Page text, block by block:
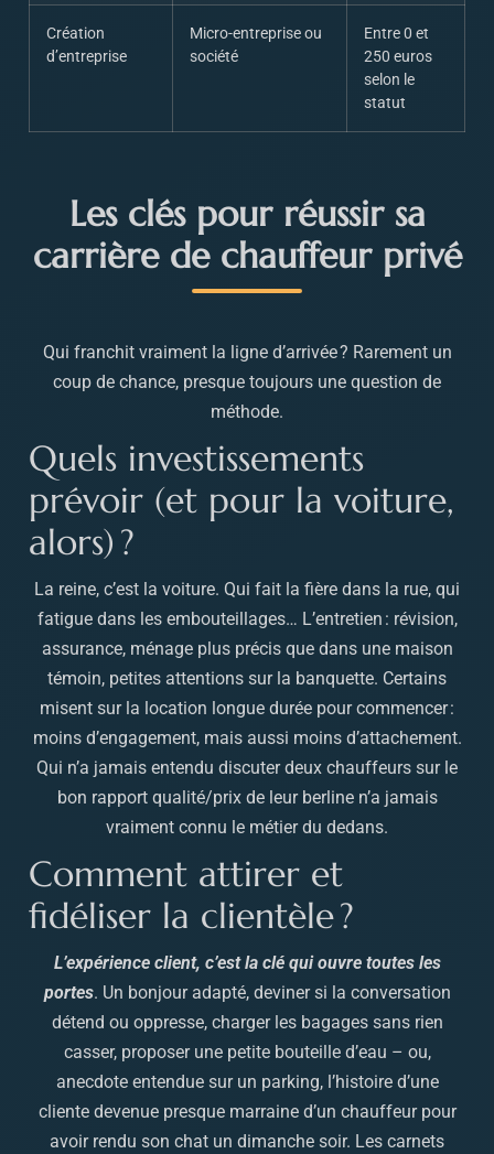
Création
d’entreprise
Micro-entreprise ou
société
Entre 0 et
250 euros
selon le
statut
Les clés pour réussir sa
carrière de chauffeur privé
Qui franchit vraiment la ligne d’arrivée ? Rarement un
coup de chance, presque toujours une question de
méthode.
Quels investissements
prévoir (et pour la voiture,
alors) ?
La reine, c’est la voiture. Qui fait la fière dans la rue, qui
fatigue dans les embouteillages… L’entretien : révision,
assurance, ménage plus précis que dans une maison
témoin, petites attentions sur la banquette. Certains
misent sur la location longue durée pour commencer :
moins d’engagement, mais aussi moins d’attachement.
Qui n’a jamais entendu discuter deux chauffeurs sur le
bon rapport qualité/prix de leur berline n’a jamais
vraiment connu le métier du dedans.
Comment attirer et
fidéliser la clientèle ?
L’expérience client, c’est la clé qui ouvre toutes les
portes. Un bonjour adapté, deviner si la conversation
détend ou oppresse, charger les bagages sans rien
casser, proposer une petite bouteille d’eau – ou,
anecdote entendue sur un parking, l’histoire d’une
cliente devenue presque marraine d’un chauffeur pour
avoir rendu son chat un dimanche soir. Les carnets